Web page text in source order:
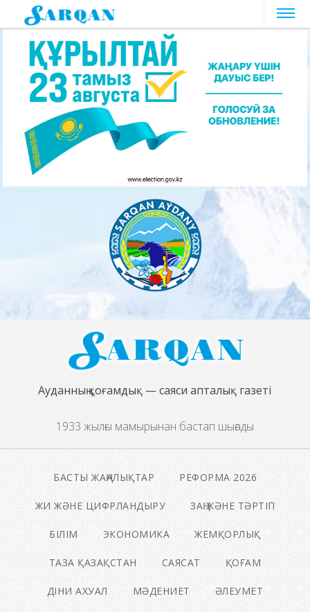
Ауданның қоғамдық — саяси апталық газеті
1933 жылғы мамырынан бастап шығады
БАСТЫ ЖАҢАЛЫҚТАР РЕФОРМА 2026
ЖИ ЖӘНЕ ЦИФРЛАНДЫРУ ЗАҢ ЖӘНЕ ТӘРТІП
БІЛІМ ЭКОНОМИКА ЖЕМҚОРЛЫҚ
ТАЗА ҚАЗАҚСТАН САЯСАТ ҚОҒАМ
ДІНИ АХУАЛ МӘДЕНИЕТ ӘЛЕУМЕТ